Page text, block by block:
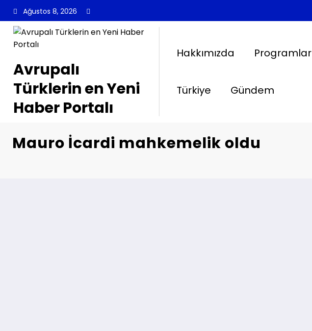
Ağustos 8, 2026
Avrupalı
Türklerin en Yeni
Haber Portalı
Hakkımızda Programlar
Türkiye Gündem
Mauro İcardi mahkemelik oldu